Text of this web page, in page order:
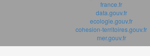
france.fr
data.gouv.fr
ecologie.gouv.fr
cohesion-territoires.gouv.fr
mer.gouv.fr